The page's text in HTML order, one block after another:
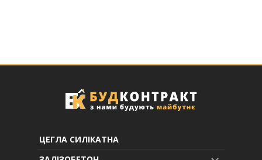
ЦЕГЛА СИЛІКАТНА